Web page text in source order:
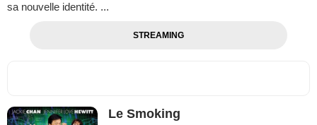
sa nouvelle identité. ...
STREAMING
Le Smoking